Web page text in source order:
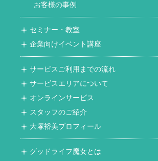
お客様の事例
セミナー・教室
企業向けイベント講座
サービスご利用までの流れ
サービスエリアについて
オンラインサービス
スタッフのご紹介
大塚裕美プロフィール
グッドライフ魔女とは